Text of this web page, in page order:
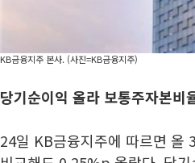
KB금융지주 본사. (사진=KB금융지주)
당기순이익 올라 보통주자본비
24일 KB금융지주에 따르면 올